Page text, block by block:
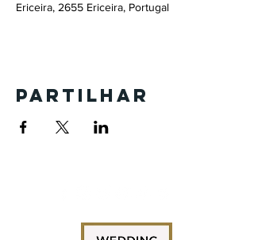
Ericeira, 2655 Ericeira, Portugal
Partilhar